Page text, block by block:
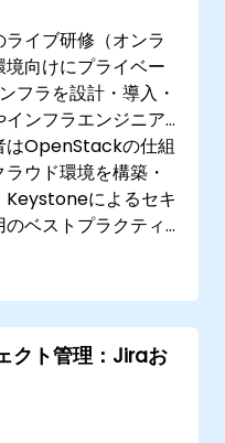
イブ研修（オンラ
向けにプライベー
フラを設計・導入・
ンフラエンジニア
はOpenStackの仕組
ウド環境を構築・
Keystoneによるセキ
ベストプラクティ
クト管理：Jiraお